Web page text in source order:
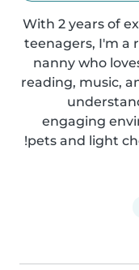
With 2 years of
teenagers, I'm a
nanny who
reading, music,
engaging
pets and light